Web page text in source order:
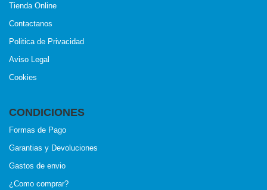
Tienda Online
Contactanos
Politica de Privacidad
Aviso Legal
Cookies
CONDICIONES
Formas de Pago
Garantias y Devoluciones
Gastos de envio
¿Como comprar?